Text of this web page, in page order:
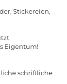
Stickereien,
Eigentum!
schriftliche